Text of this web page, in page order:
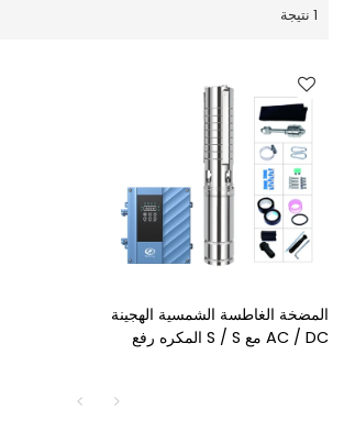
1 نتيجة
المضخة الغاطسة الشمسية الهجينة
AC / DC مع S / S المكره رفع